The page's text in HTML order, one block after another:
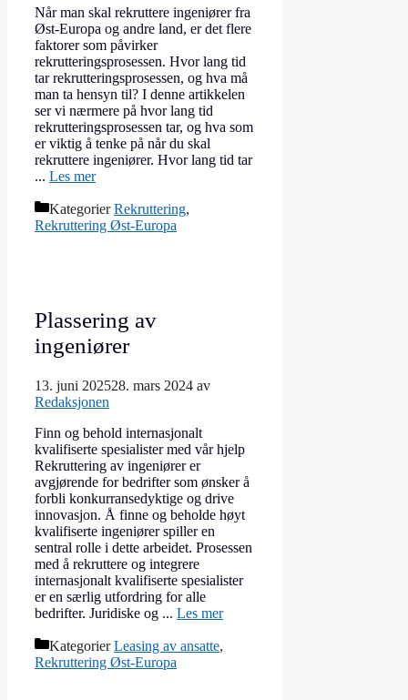
Når man skal rekruttere ingeniører fra
Øst-Europa og andre land, er det flere
faktorer som påvirker
rekrutteringsprosessen. Hvor lang tid
tar rekrutteringsprosessen, og hva må
man ta hensyn til? I denne artikkelen
ser vi nærmere på hvor lang tid
rekrutteringsprosessen tar, og hva som
er viktig å tenke på når du skal
rekruttere ingeniører. Hvor lang tid tar
... Les mer
KategorierRekruttering,
Rekruttering Øst-Europa
Plassering av
ingeniører
13. juni 202528. mars 2024 av
Redaksjonen
Finn og behold internasjonalt
kvalifiserte spesialister med vår hjelp
Rekruttering av ingeniører er
avgjørende for bedrifter som ønsker å
forbli konkurransedyktige og drive
innovasjon. Å finne og beholde høyt
kvalifiserte ingeniører spiller en
sentral rolle i dette arbeidet. Prosessen
med å rekruttere og integrere
internasjonalt kvalifiserte spesialister
er en særlig utfordring for alle
bedrifter. Juridiske og ... Les mer
KategorierLeasing av ansatte,
Rekruttering Øst-Europa